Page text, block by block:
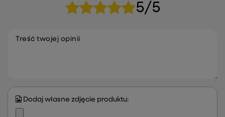
5/5
Treść twojej opinii
Dodaj własne zdjęcie produktu: